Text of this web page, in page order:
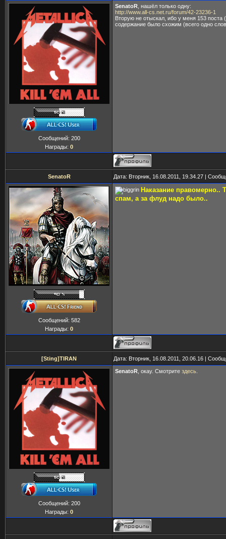
Сообщений: 200
Награды: 0
SenatoR , нашёл только одну:
http://www.all-cs.net.ru/forum/42-23236-1
Вторую не отыскал, ибо у меня 153 поста
содержание было схожим (всего одно
SenatoR Дата: Вторник, 16.08.2011, 19.34.27 |
Сообщений: 582
Награды: 0
Наказание правомерно..
спам, а за флуд надо было..
[Sting]TIRAN Дата: Вторник, 16.08.2011, 20.06.16 |
Сообщений: 200
Награды: 0
SenatoR , окау. Смотрите здесь